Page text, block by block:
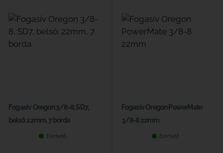
Fogasív Oregon 3/8-8, SD7,
belső: 22mm, 7 borda
Elérhető
Fogasív Oregon PowerMate
3/8-8 22mm
Elérhető